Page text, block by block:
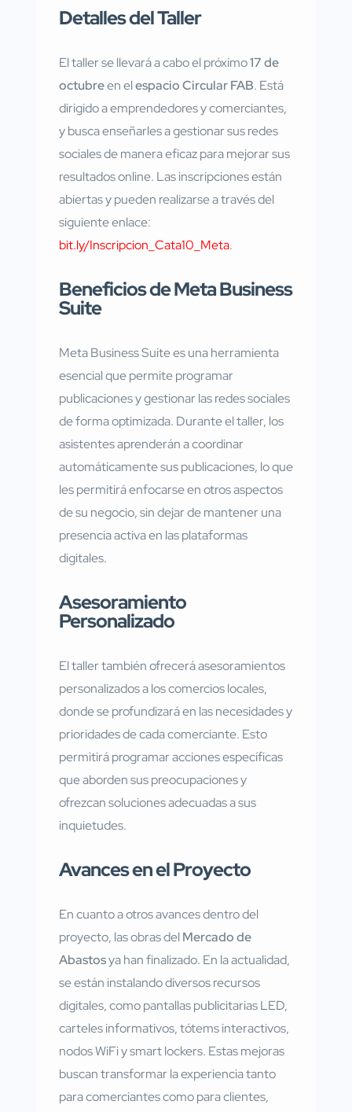
Detalles del Taller
El taller se llevará a cabo el próximo17 de
octubreen elespacio Circular FAB. Está
dirigido a emprendedores y comerciantes,
y busca enseñarles a gestionar sus redes
sociales de manera eficaz para mejorar sus
resultados online. Las inscripciones están
abiertas y pueden realizarse a través del
siguiente enlace:
bit.ly/Inscripcion_Cata10_Meta.
Beneficios de Meta Business
Suite
Meta Business Suite es una herramienta
esencial que permite programar
publicaciones y gestionar las redes sociales
de forma optimizada. Durante el taller, los
asistentes aprenderán a coordinar
automáticamente sus publicaciones, lo que
les permitirá enfocarse en otros aspectos
de su negocio, sin dejar de mantener una
presencia activa en las plataformas
digitales.
Asesoramiento
Personalizado
El taller también ofrecerá asesoramientos
personalizados a los comercios locales,
donde se profundizará en las necesidades y
prioridades de cada comerciante. Esto
permitirá programar acciones específicas
que aborden sus preocupaciones y
ofrezcan soluciones adecuadas a sus
inquietudes.
Avances en el Proyecto
En cuanto a otros avances dentro del
proyecto, las obras delMercado de
Abastosya han finalizado. En la actualidad,
se están instalando diversos recursos
digitales, como pantallas publicitarias LED,
carteles informativos, tótems interactivos,
nodos WiFi y smart lockers. Estas mejoras
buscan transformar la experiencia tanto
para comerciantes como para clientes,